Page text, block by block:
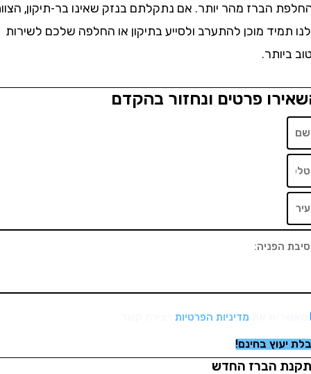
הברז מהר יותר. אם נתקלתם בנזק שאינו בר-תיקון, הצוות
מוכן להתערב ולסייע בתיקון או החלפה שלכם לשירות
פרטים ונחזור בהקדם
ת את מדיניות הפרטיותויצירת קשר.
בחינם!
הברז החדש